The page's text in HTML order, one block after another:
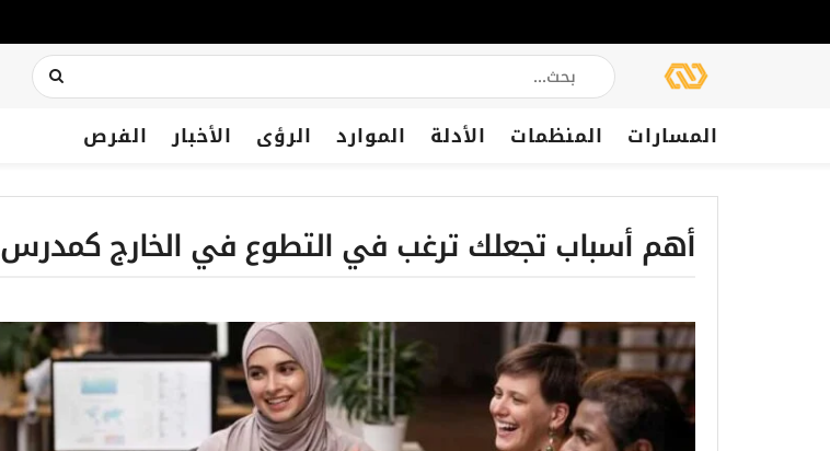
المسارات المنظمات الأدلة الموارد الرؤى الأخبار الفرص
أهم أسباب تجعلك ترغب في التطوع في الخارج كمدرس